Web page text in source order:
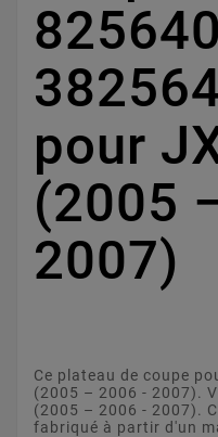
pour
(2005
2007)
Ce plateau de coupe
(2005 – 2006 - 2007).
(2005 – 2006 - 2007).
fabriqué à partir d'un